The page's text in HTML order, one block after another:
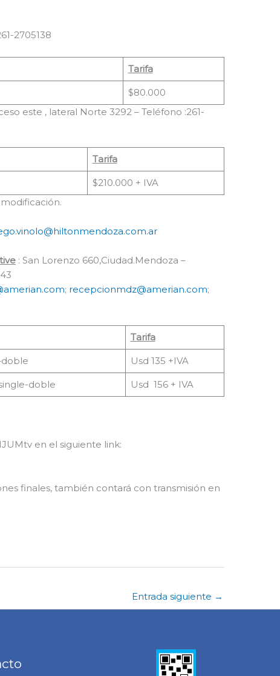
2705138
Tarifa
$80.000
este , lateral Norte 3292 – Teléfono :261-
Tarifa
$210.000 + IVA
: San Lorenzo 660,Ciudad.Mendoza –
; recepcionmdz@amerian.com;
Tarifa
Usd 135 +IVA
doble Usd 156 + IVA
en el siguiente link:
finales, también contará con transmisión en
Entrada siguiente →